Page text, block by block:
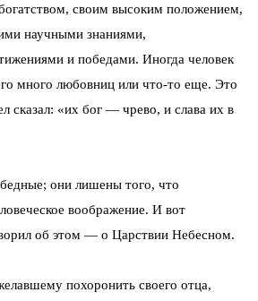
своим высоким положением,
научными знаниями,
и победами. Иногда человек
много любовниц или что-то еще. Это
сказал: «их бог — чрево, и слава их в
они лишены того, что
воображение. И вот
об этом — о Царствии Небесном.
похоронить своего отца,